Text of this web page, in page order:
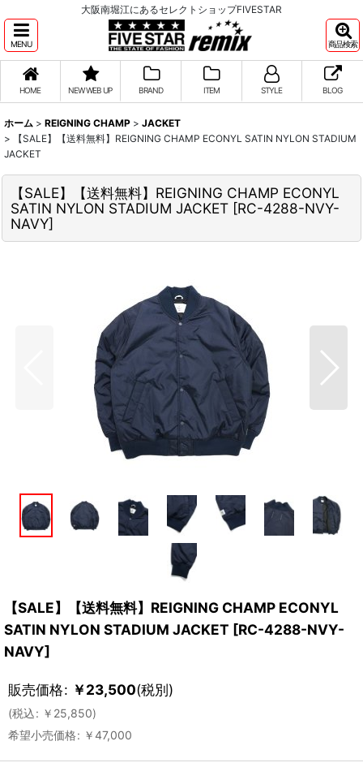
大阪南堀江にあるセレクトショップFIVESTAR
MENU 商品検索
HOME NEW WEB UP BRAND ITEM STYLE BLOG
ホーム > REIGNING CHAMP > JACKET
>
【SALE】【送料無料】REIGNING CHAMP ECONYL SATIN NYLON STADIUM
JACKET
【SALE】【送料無料】REIGNING CHAMP ECONYL
SATIN NYLON STADIUM JACKET [RC-4288-NVY-
NAVY]
【SALE】【送料無料】REIGNING CHAMP ECONYL
SATIN NYLON STADIUM JACKET [RC-4288-NVY-
NAVY]
販売価格: ￥23,500(税別)
(税込: ￥ 25,850)
希望小売価格: ￥47,000